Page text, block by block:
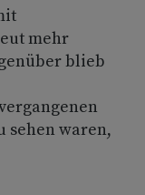
mehr
blieb
sehen waren,